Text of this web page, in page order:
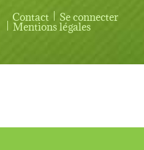
User account menu
Contact Se connecter
Mentions légales